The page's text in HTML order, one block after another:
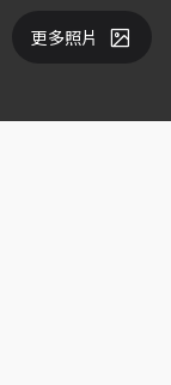
更多照片